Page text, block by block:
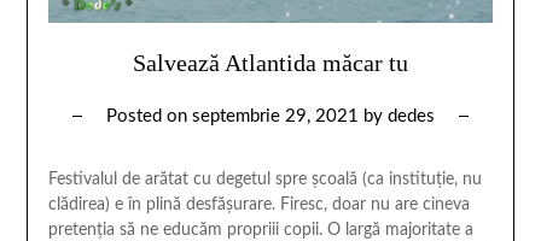
Salvează Atlantida măcar tu
Posted on septembrie 29, 2021 by dedes
Festivalul de arătat cu degetul spre școală (ca instituție, nu
clădirea) e în plină desfășurare. Firesc, doar nu are cineva
pretenția să ne educăm propriii copii. O largă majoritate a